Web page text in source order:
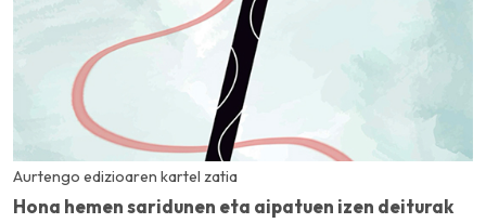
Aurtengo edizioaren kartel zatia
Hona hemen saridunen eta aipatuen izen deiturak